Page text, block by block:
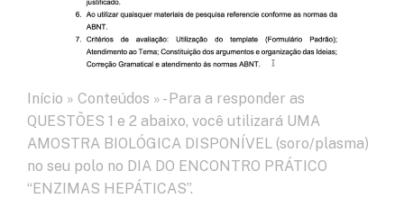
Início » Conteúdos » - Para a responder as
QUESTÕES 1 e 2 abaixo, você utilizará UMA
AMOSTRA BIOLÓGICA DISPONÍVEL (soro/plasma)
no seu polo no DIA DO ENCONTRO PRÁTICO
“ENZIMAS HEPÁTICAS”.